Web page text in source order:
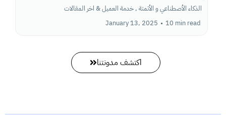
الذكاء الأصطناعي و الأتمتة , خدمة العميل & اخر المقالات
January 13, 2025 • 10 min read
اكتشف مدونتنا